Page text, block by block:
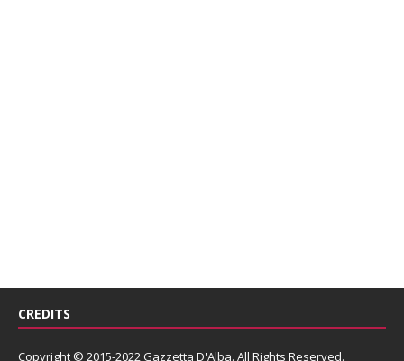
CREDITS
Copyright © 2015-2022 Gazzetta D'Alba. All Rights Reserved.